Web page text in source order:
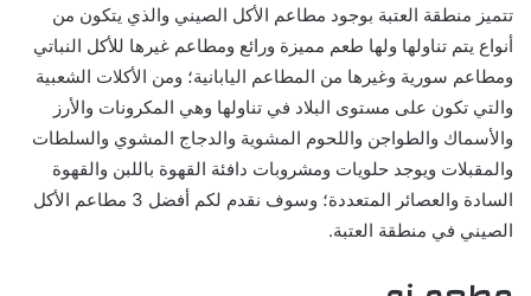
تتميز منطقة العتبة بوجود مطاعم الأكل الصيني والذي يتكون من
أنواع يتم تناولها ولها طعم مميزة ورائع ومطاعم غيرها للأكل النباتي
ومطاعم سورية وغيرها من المطاعم اليابانية؛ ومن الأكلات الشعبية
والتي تكون على مستوى البلاد في تناولها وهي المكرونات والأرز
والأسماك والطواجن واللحوم المشوية والدجاج المشوي والسلطات
والمقبلات ويوجد حلويات ومشروبات دافئة القهوة باللبن والقهوة
السادة والعصائر المتعددة؛ وسوف نقدم لكم أفضل 3 مطاعم الأكل
الصيني في منطقة العتبة.